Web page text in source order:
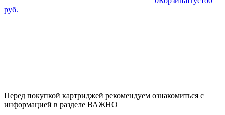
руб.
Перед покупкой картриджей рекомендуем ознакомиться с
информацией в разделе ВАЖНО